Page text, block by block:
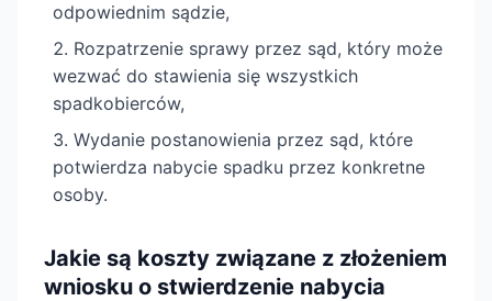
odpowiednim sądzie,
Rozpatrzenie sprawy przez sąd, który może
wezwać do stawienia się wszystkich
spadkobierców,
Wydanie postanowienia przez sąd, które
potwierdza nabycie spadku przez konkretne
osoby.
Jakie są koszty związane z złożeniem
wniosku o stwierdzenie nabycia